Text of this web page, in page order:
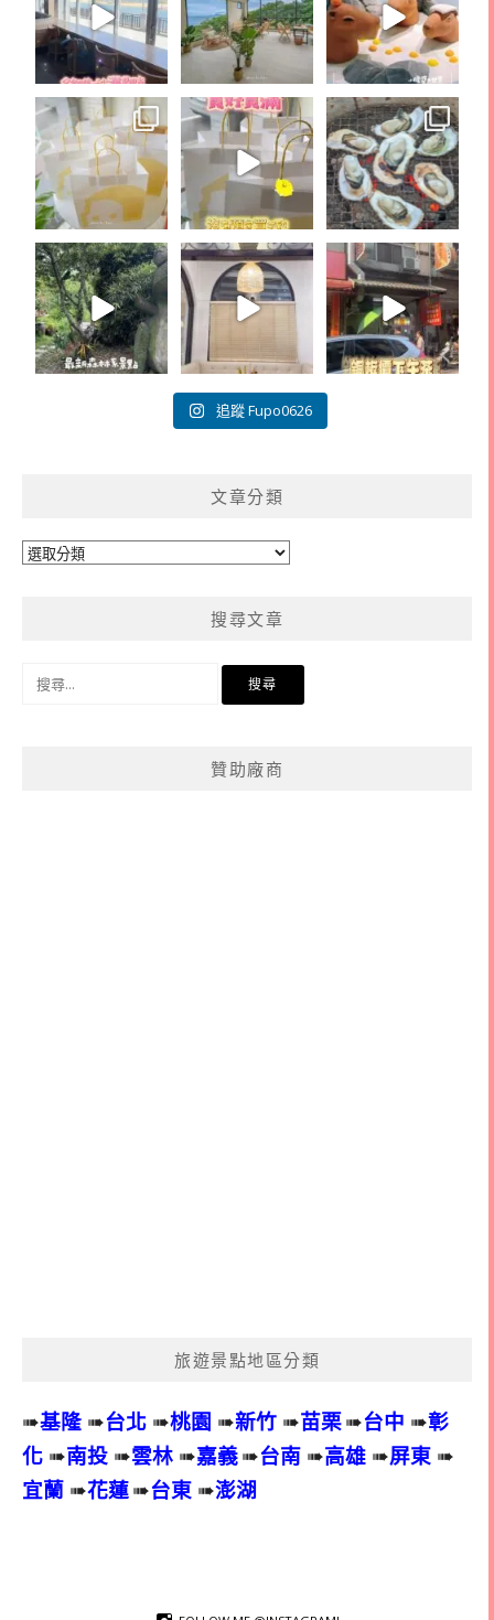
追蹤 Fupo0626
文章分類
文
搜尋文章
贊助廠商
旅遊景點地區分類
➠基隆 ➠台北 ➠桃園 ➠新竹 ➠苗栗➠台中 ➠彰
化 ➠南投 ➠雲林 ➠嘉義➠台南 ➠高雄 ➠屏東 ➠
宜蘭 ➠花蓮➠台東 ➠澎湖